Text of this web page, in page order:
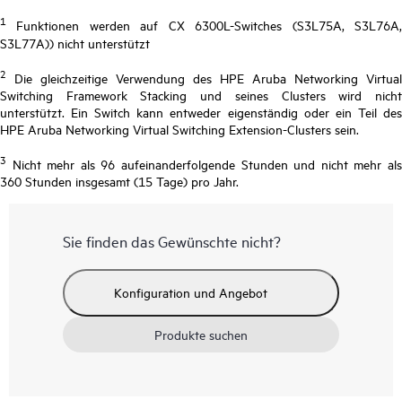
1
Funktionen werden auf CX 6300L-Switches (S3L75A, S3L76A,
S3L77A)) nicht unterstützt
2
Die gleichzeitige Verwendung des HPE Aruba Networking Virtual
Switching Framework Stacking und seines Clusters wird nicht
unterstützt. Ein Switch kann entweder eigenständig oder ein Teil des
HPE Aruba Networking Virtual Switching Extension-Clusters sein.
3 Nicht mehr als 96 aufeinanderfolgende Stunden und nicht mehr als
360 Stunden insgesamt (15 Tage) pro Jahr.
Sie finden das Gewünschte nicht?
Konfiguration und Angebot
Produkte suchen